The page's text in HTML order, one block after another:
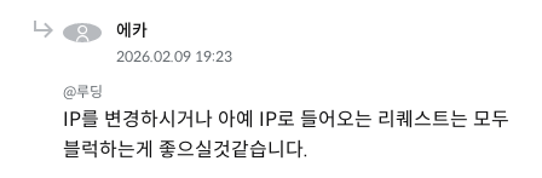
에카
2026.02.09 19:23
@루딩
IP를 변경하시거나 아예 IP로 들어오는 리퀘스트는 모두
블럭하는게 좋으실것같습니다.